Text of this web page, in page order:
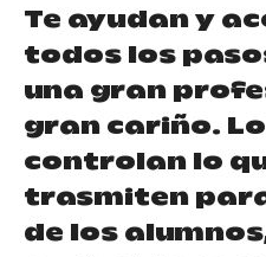
Te ayudan y
todos los
una gran
gran cariño.
controlan lo
trasmiten
de los